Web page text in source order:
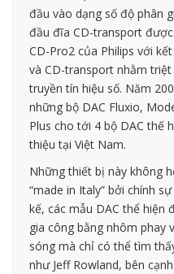
đầu vào dạng số độ phân
đầu đĩa CD-transport
CD-Pro2 của Philips với
và CD-transport nhằm
truyền tín hiệu số. Năm
những bộ DAC Fluxio,
Plus cho tới 4 bộ DAC thế
thiệu tại Việt Nam.
Những thiết bị này không
“made in Italy” bởi chính
kế, các mẫu DAC thể hiện
gia công bằng nhôm phay
sóng mà chỉ có thể tìm
như Jeff Rowland, bên